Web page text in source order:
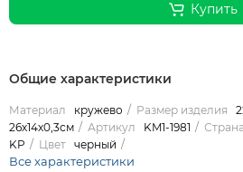
Купить
Общие характеристики
Материал кружево Размер изделия
26х14х0,3см
Артикул KM1-1981
KP
Цвет черный
Все характеристики